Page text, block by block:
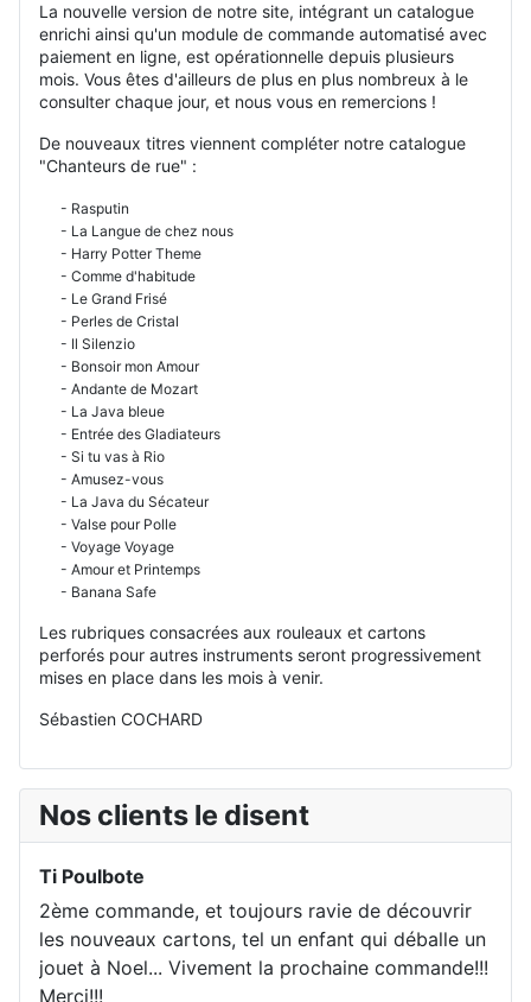
La nouvelle version de notre site, intégrant un catalogue
enrichi ainsi qu'un module de commande automatisé avec
paiement en ligne, est opérationnelle depuis plusieurs
mois. Vous êtes d'ailleurs de plus en plus nombreux à le
consulter chaque jour, et nous vous en remercions !
De nouveaux titres viennent compléter notre catalogue
"Chanteurs de rue" :
- Rasputin
- La Langue de chez nous
- Harry Potter Theme
- Comme d'habitude
- Le Grand Frisé
- Perles de Cristal
- Il Silenzio
- Bonsoir mon Amour
- Andante de Mozart
- La Java bleue
- Entrée des Gladiateurs
- Si tu vas à Rio
- Amusez-vous
- La Java du Sécateur
- Valse pour Polle
- Voyage Voyage
- Amour et Printemps
- Banana Safe
Les rubriques consacrées aux rouleaux et cartons
perforés pour autres instruments seront progressivement
mises en place dans les mois à venir.
Sébastien COCHARD
Nos clients le disent
Ti Poulbote
2ème commande, et toujours ravie de découvrir
les nouveaux cartons, tel un enfant qui déballe un
jouet à Noel... Vivement la prochaine commande!!!
Merci!!!